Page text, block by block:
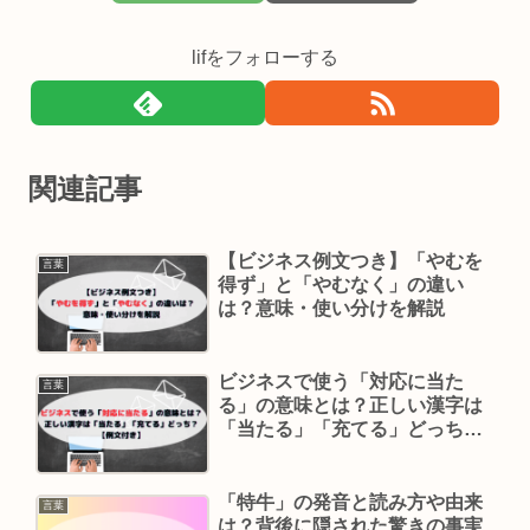
lifをフォローする
関連記事
言葉
【ビジネス例文つき】「やむを
得ず」と「やむなく」の違い
は？意味・使い分けを解説
言葉
ビジネスで使う「対応に当た
る」の意味とは？正しい漢字は
「当たる」「充てる」どっち？
言葉
「特牛」の発音と読み方や由来
は？背後に隠された驚きの事実